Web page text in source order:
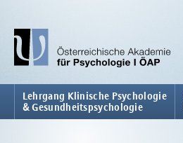
Lehrgang Klinische Psychologie
& Gesundheitspsychologie